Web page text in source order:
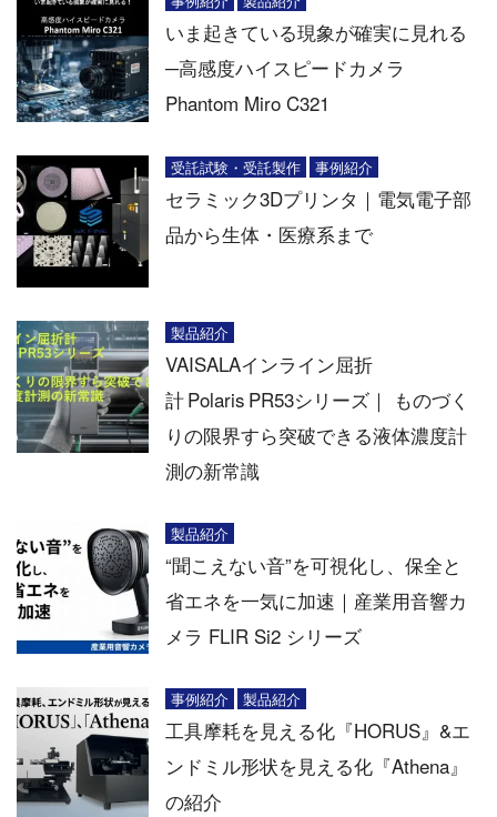
いま起きている現象が確実に見れる
─高感度ハイスピードカメラ
Phantom Miro C321
受託試験・受託製作 事例紹介
セラミック3Dプリンタ｜電気電子部
品から生体・医療系まで
製品紹介
VAISALAインライン屈折
計 Polaris PR53シリーズ｜ ものづく
りの限界すら突破できる液体濃度計
測の新常識
製品紹介
“聞こえない音”を可視化し、保全と
省エネを一気に加速｜産業用音響カ
メラ FLIR Si2 シリーズ
事例紹介 製品紹介
工具摩耗を見える化『HORUS』&エ
ンドミル形状を見える化『Athena』
の紹介